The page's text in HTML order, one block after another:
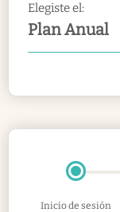
Elegiste el:
Plan Anual
Inicio de sesión